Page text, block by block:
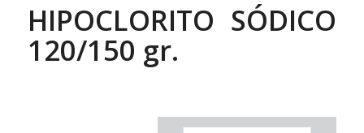
HIPOCLORITO SÓDICO
120/150 gr.